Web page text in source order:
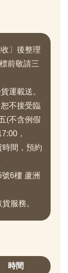
〕後整理
前敬請三
運載送。
不接受臨
(不含例假
，
間，預約
6樓 蘆洲
服務。
時間